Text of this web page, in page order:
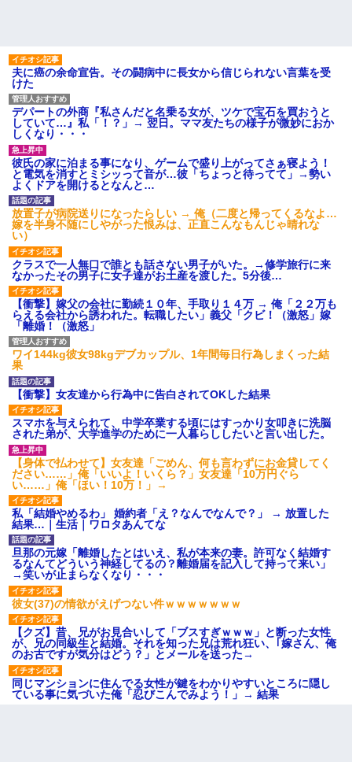
夫に癌の余命宣告。その闘病中に長女から信じられない言葉を受
けた
デパートの外商『私さんだと名乗る女が、ツケで宝石を買おうと
していて…』私「！？」→ 翌日。ママ友たちの様子が微妙におか
しくなり・・・
彼氏の家に泊まる事になり、ゲームで盛り上がってさぁ寝よう！
と電気を消すとミシッって音が…彼「ちょっと待ってて」→勢い
よくドアを開けるとなんと…
放置子が病院送りになったらしい → 俺（二度と帰ってくるなよ…
嫁を半身不随にしやがった恨みは、正直こんなもんじゃ晴れな
い）
クラスで一人無口で誰とも話さない男子がいた。→修学旅行に来
なかったその男子に女子達がお土産を渡した。5分後…
【衝撃】嫁父の会社に勤続１０年、手取り１４万 → 俺「２２万も
らえる会社から誘われた。転職したい」義父「クビ！（激怒」嫁
「離婚！（激怒」
ワイ144kg彼女98kgデブカップル、1年間毎日行為しまくった結
果
【衝撃】女友達から行為中に告白されてOKした結果
スマホを与えられて、中学卒業する頃にはすっかり女叩きに洗脳
された弟が、大学進学のために一人暮らししたいと言い出した。
【身体で払わせて】女友達「ごめん、何も言わずにお金貸してく
ださい……」俺「いいよ！いくら？」女友達「10万円ぐら
い……」俺「ほい！10万！」→
私「結婚やめるわ」 婚約者「え？なんでなんで？」 → 放置した
結果…｜生活｜ワロタあんてな
旦那の元嫁「離婚したとはいえ、私が本来の妻。許可なく結婚す
るなんてどういう神経してるの？離婚届を記入して持って来い」
→笑いが止まらなくなり・・・
彼女(37)の情欲がえげつない件ｗｗｗｗｗｗｗ
【クズ】昔、兄がお見合いして「ブスすぎｗｗｗ」と断った女性
が、兄の同級生と結婚。それを知った兄は荒れ狂い、｢嫁さん、俺
のお古ですが気分はどう？」とメールを送った→
同じマンションに住んでる女性が鍵をわかりやすいところに隠し
ている事に気づいた俺「忍びこんでみよう！」→ 結果